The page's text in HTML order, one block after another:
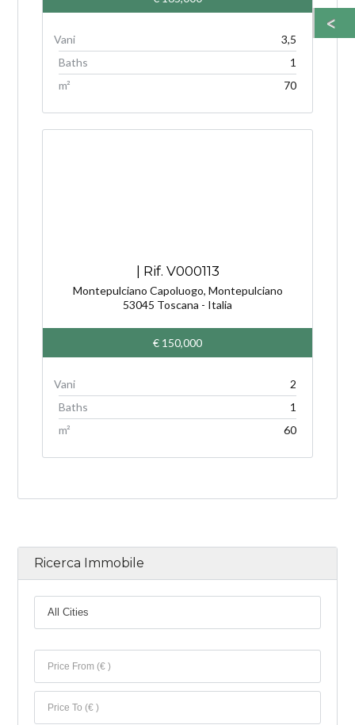
3,5
Baths
1
m²
70
| Rif. V000113
Montepulciano Capoluogo, Montepulciano
53045 Toscana - Italia
€ 150,000
2
Baths
1
m²
60
Ricerca Immobile